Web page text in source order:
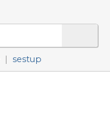
| sestup